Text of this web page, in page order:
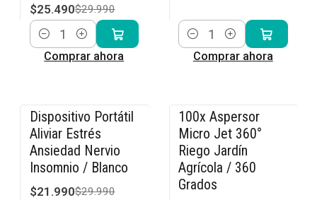
$25.490$29.990
Cantidad
Comprar ahora
Cantidad
Comprar ahora
-27% OFF
Dispositivo Portátil
Aliviar Estrés
Ansiedad Nervio
Insomnio / Blanco
$21.990$29.990
-15% OFF
100x Aspersor
Micro Jet 360°
Riego Jardín
Agrícola / 360
Grados